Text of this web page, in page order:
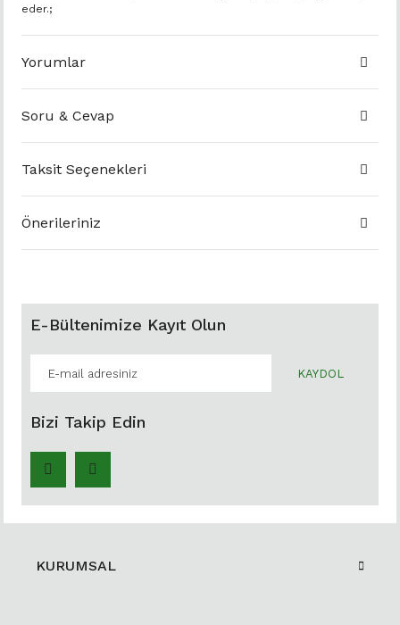
eder.;
Yorumlar
Soru & Cevap
Taksit Seçenekleri
Önerileriniz
E-Bültenimize Kayıt Olun
KAYDOL
Bizi Takip Edin
KURUMSAL